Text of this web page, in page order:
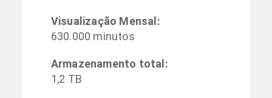
Visualização Mensal:
630.000 minutos
Armazenamento total:
1,2 TB